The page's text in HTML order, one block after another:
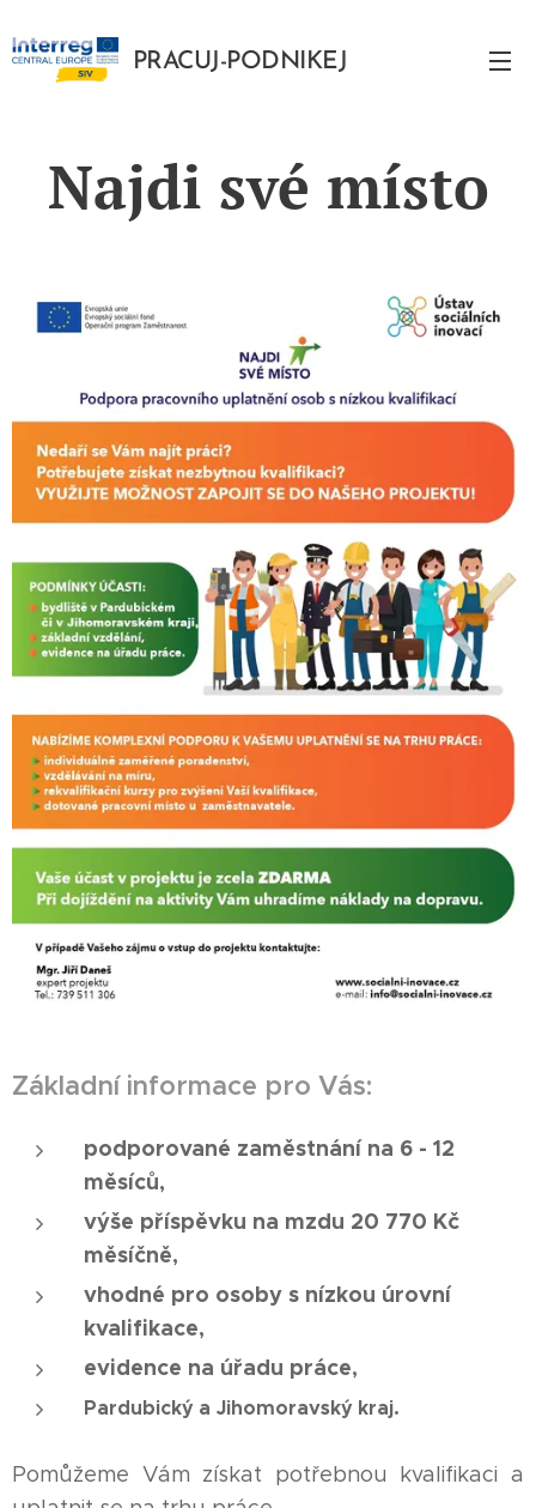
PRACUJ-PODNIKEJ
Najdi své místo
Základní informace pro Vás:
podporované zaměstnání na 6 - 12
měsíců,
výše příspěvku na mzdu 20 770 Kč
měsíčně,
vhodné pro osoby s nízkou úrovní
kvalifikace,
evidence na úřadu práce,
Pardubický a Jihomoravský kraj.
Pomůžeme Vám získat potřebnou kvalifikaci a